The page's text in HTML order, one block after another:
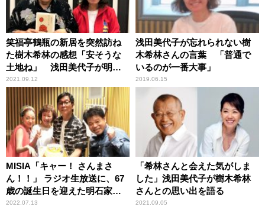
笑福亭鶴瓶の新居を突然訪ね
た樹木希林の感想「安そうな
土地ね」 浅田美代子が明か
す
2021.09.12
浅田美代子が忘れられない樹
木希林さんの言葉 「普通で
いるのが一番大事」
2019.06.15
MISIA「キャー！ さんまさ
ん！！」 ラジオ生放送に、67
歳の誕生日を迎えた明石家さ
んまがサプライズ乱入「俺、
2022.07.13
「希林さんと会えた気がしま
した」浅田美代子が樹木希林
さんとの思い出を語る
2021.09.05